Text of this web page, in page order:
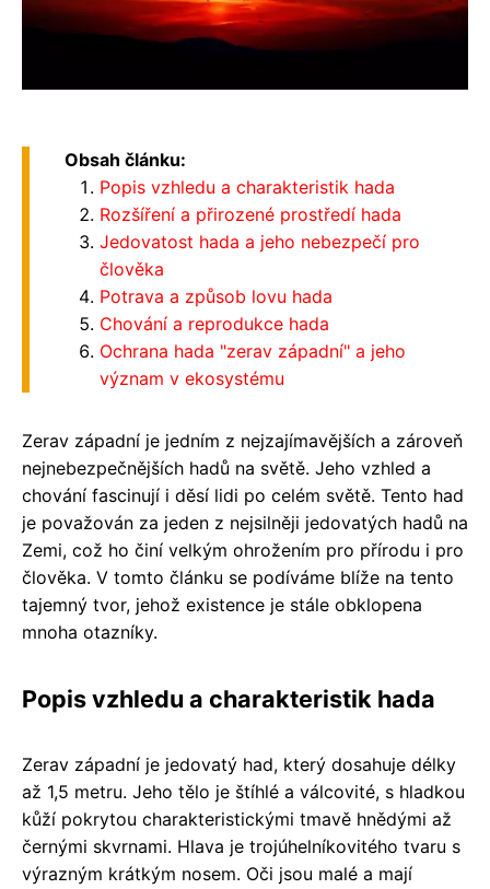
Obsah článku:
Popis vzhledu a charakteristik hada
Rozšíření a přirozené prostředí hada
Jedovatost hada a jeho nebezpečí pro
člověka
Potrava a způsob lovu hada
Chování a reprodukce hada
Ochrana hada "zerav západní" a jeho
význam v ekosystému
Zerav západní je jedním z nejzajímavějších a zároveň
nejnebezpečnějších hadů na světě. Jeho vzhled a
chování fascinují i děsí lidi po celém světě. Tento had
je považován za jeden z nejsilněji jedovatých hadů na
Zemi, což ho činí velkým ohrožením pro přírodu i pro
člověka. V tomto článku se podíváme blíže na tento
tajemný tvor, jehož existence je stále obklopena
mnoha otazníky.
Popis vzhledu a charakteristik hada
Zerav západní je jedovatý had, který dosahuje délky
až 1,5 metru. Jeho tělo je štíhlé a válcovité, s hladkou
kůží pokrytou charakteristickými tmavě hnědými až
černými skvrnami. Hlava je trojúhelníkovitého tvaru s
výrazným krátkým nosem. Oči jsou malé a mají